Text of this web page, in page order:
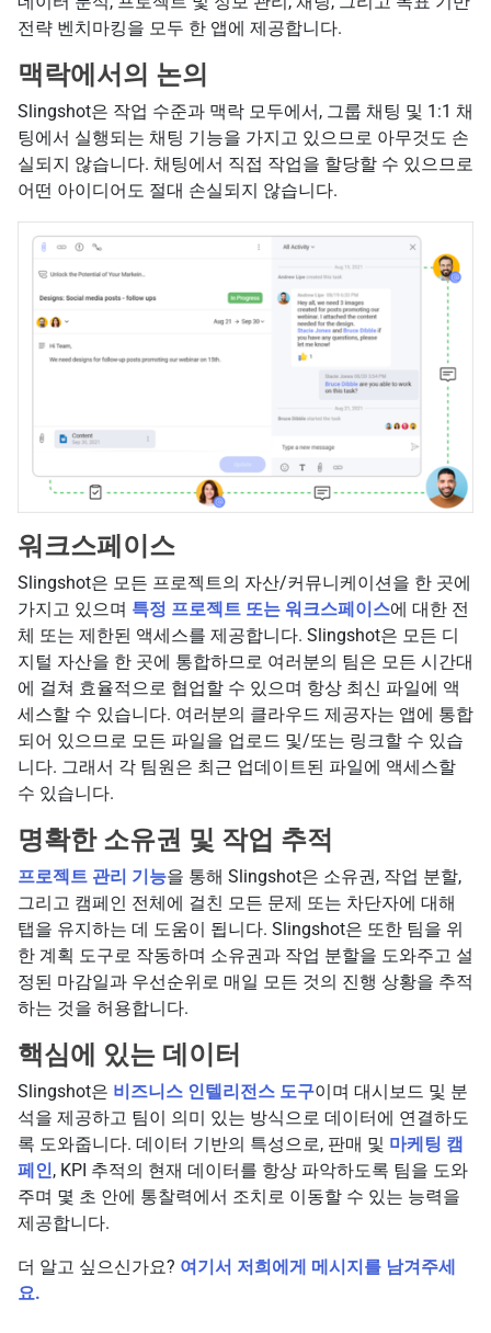
전략 벤치마킹을 모두 한 앱에 제공합니다.
맥락에서의 논의
Slingshot은 작업 수준과 맥락 모두에서, 그룹 채팅 및 1:1 채
팅에서 실행되는 채팅 기능을 가지고 있으므로 아무것도 손
실되지 않습니다. 채팅에서 직접 작업을 할당할 수 있으므로
어떤 아이디어도 절대 손실되지 않습니다.
워크스페이스
Slingshot은 모든 프로젝트의 자산/커뮤니케이션을 한 곳에
가지고 있으며 특정 프로젝트 또는 워크스페이스에 대한 전
체 또는 제한된 액세스를 제공합니다. Slingshot은 모든 디
지털 자산을 한 곳에 통합하므로 여러분의 팀은 모든 시간대
에 걸쳐 효율적으로 협업할 수 있으며 항상 최신 파일에 액
세스할 수 있습니다. 여러분의 클라우드 제공자는 앱에 통합
되어 있으므로 모든 파일을 업로드 및/또는 링크할 수 있습
니다. 그래서 각 팀원은 최근 업데이트된 파일에 액세스할
수 있습니다.
명확한 소유권 및 작업 추적
프로젝트 관리 기능을 통해 Slingshot은 소유권, 작업 분할,
그리고 캠페인 전체에 걸친 모든 문제 또는 차단자에 대해
탭을 유지하는 데 도움이 됩니다. Slingshot은 또한 팀을 위
한 계획 도구로 작동하며 소유권과 작업 분할을 도와주고 설
정된 마감일과 우선순위로 매일 모든 것의 진행 상황을 추적
하는 것을 허용합니다.
핵심에 있는 데이터
Slingshot은 비즈니스 인텔리전스 도구이며 대시보드 및 분
석을 제공하고 팀이 의미 있는 방식으로 데이터에 연결하도
록 도와줍니다. 데이터 기반의 특성으로, 판매 및 마케팅 캠
페인, KPI 추적의 현재 데이터를 항상 파악하도록 팀을 도와
주며 몇 초 안에 통찰력에서 조치로 이동할 수 있는 능력을
제공합니다.
더 알고 싶으신가요? 여기서 저희에게 메시지를 남겨주세
요.